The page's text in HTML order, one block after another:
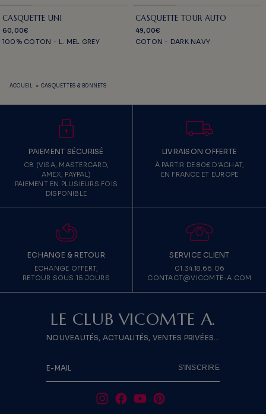
CASQUETTE UNI
60,00€
100% COTON - L. MEL GREY
CASQUETTE TOUR AUTO
49,00€
COTON - DARK NAVY
ACCUEIL > CASQUETTES & BONNETS
PAIEMENT SÉCURISÉ
CB (VISA, MASTERCARD,
AMEX, PAYPAL)
PAIEMENT EN PLUSIEURS FOIS
DISPONIBLE
LIVRAISON OFFERTE
À PARTIR DE 80€ D'ACHAT,
EN FRANCE ET EUROPE
ECHANGE & RETOUR
ECHANGE OFFERT,
RETOUR SOUS 15 JOURS
SERVICE CLIENT
01.34.18.66.06
CONTACT@VICOMTE-A.COM
LE CLUB VICOMTE A.
NOUVEAUTÉS, ACTUALITÉS, VENTES PRIVÉES...
E-MAIL S'INSCRIRE